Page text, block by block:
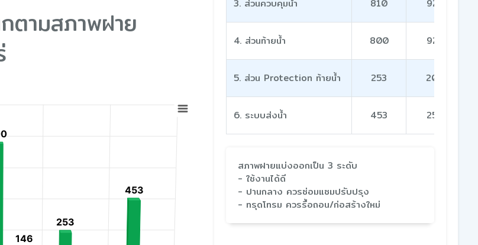
ตามสภาพฝาย
to 810.
146
146
253
253
453
453
3. ส่วนควบคุมน้ำ 810 92
4. ส่วนท้ายน้ำ 800 92
5. ส่วน Protection ท้ายน้ำ 253 20
6. ระบบส่งน้ำ 453 25
สภาพฝายแบ่งออกเป็น 3 ระดับ
- ใช้งานได้ดี
- ปานกลาง ควรซ่อมแซมปรับปรุง
- ทรุดโทรม ควรรื้อถอน/ก่อสร้างใหม่